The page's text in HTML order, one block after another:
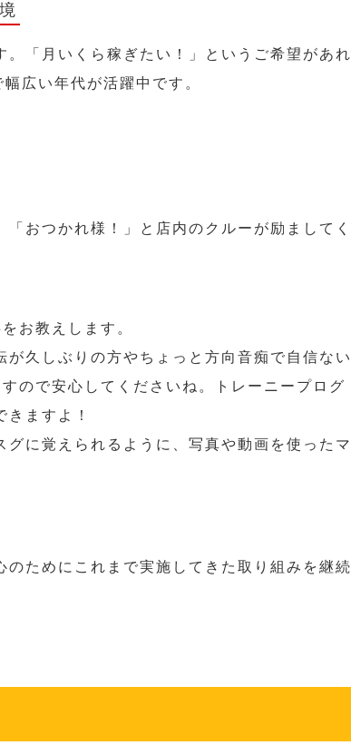
「月いくら稼ぎたい！」というご希望があれ
広い年代が活躍中です。
おつかれ様！」と店内のクルーが励ましてく
お教えします。
久しぶりの方やちょっと方向音痴で自信ない
ので安心してくださいね。トレーニープログ
ますよ！
に覚えられるように、写真や動画を使ったマ
ためにこれまで実施してきた取り組みを継続